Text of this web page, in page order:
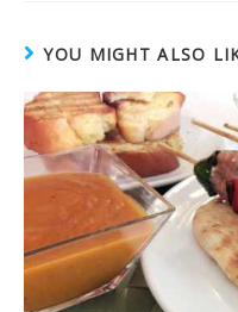
YOU MIGHT ALSO